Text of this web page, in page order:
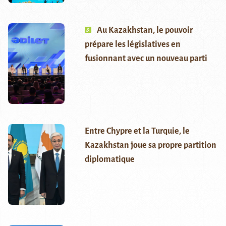
Au Kazakhstan, le pouvoir
prépare les législatives en
fusionnant avec un nouveau parti
Entre Chypre et la Turquie, le
Kazakhstan joue sa propre partition
diplomatique